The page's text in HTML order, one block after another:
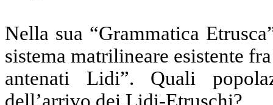
Nella sua “Grammatica
sistema matrilineare esistente
antenati Lidi”. Quali